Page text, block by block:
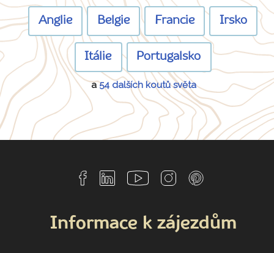
Anglie Belgie Francie Irsko
Itálie Portugalsko
a54 dalších koutů světa
Informace k zájezdům